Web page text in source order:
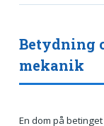
Betydning
mekanik
En dom på